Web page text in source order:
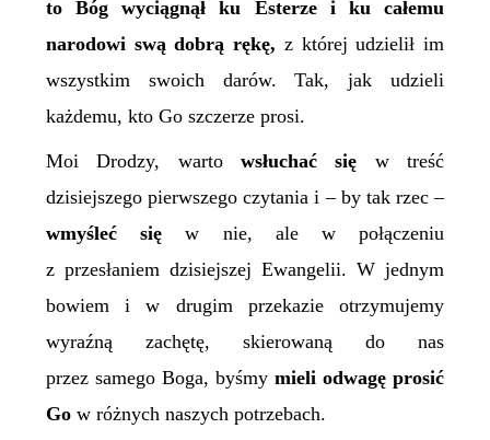
to Bóg wyciągnął ku Esterze i ku całemu
narodowi swą dobrą rękę, z której udzielił im
wszystkim swoich darów. Tak, jak udzieli
każdemu, kto Go szczerze prosi.
Moi Drodzy, warto wsłuchać się w treść
dzisiejszego pierwszego czytania i – by tak rzec –
wmyśleć się w nie, ale w połączeniu
z przesłaniem dzisiejszej Ewangelii. W jednym
bowiem i w drugim przekazie otrzymujemy
wyraźną zachętę, skierowaną do nas
przez samego Boga, byśmymieli odwagę prosić
Go w różnych naszych potrzebach.